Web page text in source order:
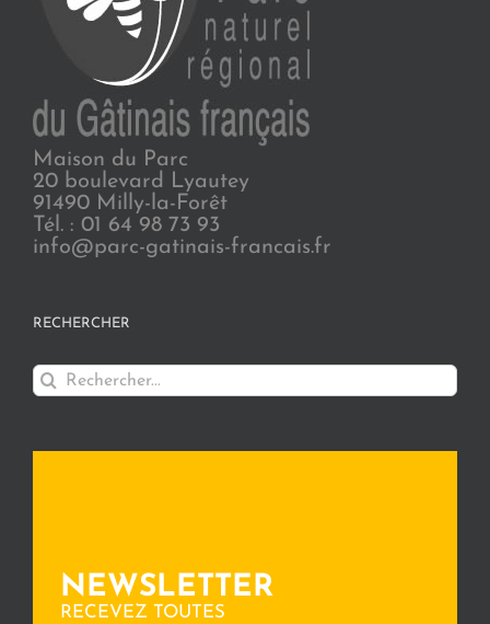
Maison du Parc
20 boulevard Lyautey
91490 Milly-la-Forêt
Tél. : 01 64 98 73 93
info@parc-gatinais-francais.fr
RECHERCHER
Rechercher:
NEWSLETTER
RECEVEZ TOUTES